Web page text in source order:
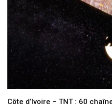
Côte d’Ivoire – TNT : 60